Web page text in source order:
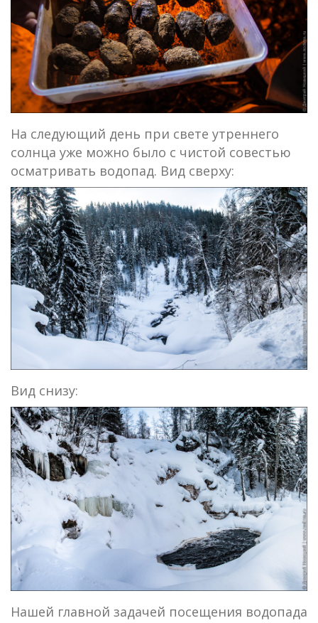
На следующий день при свете утреннего
солнца уже можно было с чистой совестью
осматривать водопад. Вид сверху:
Вид снизу:
Нашей главной задачей посещения водопада